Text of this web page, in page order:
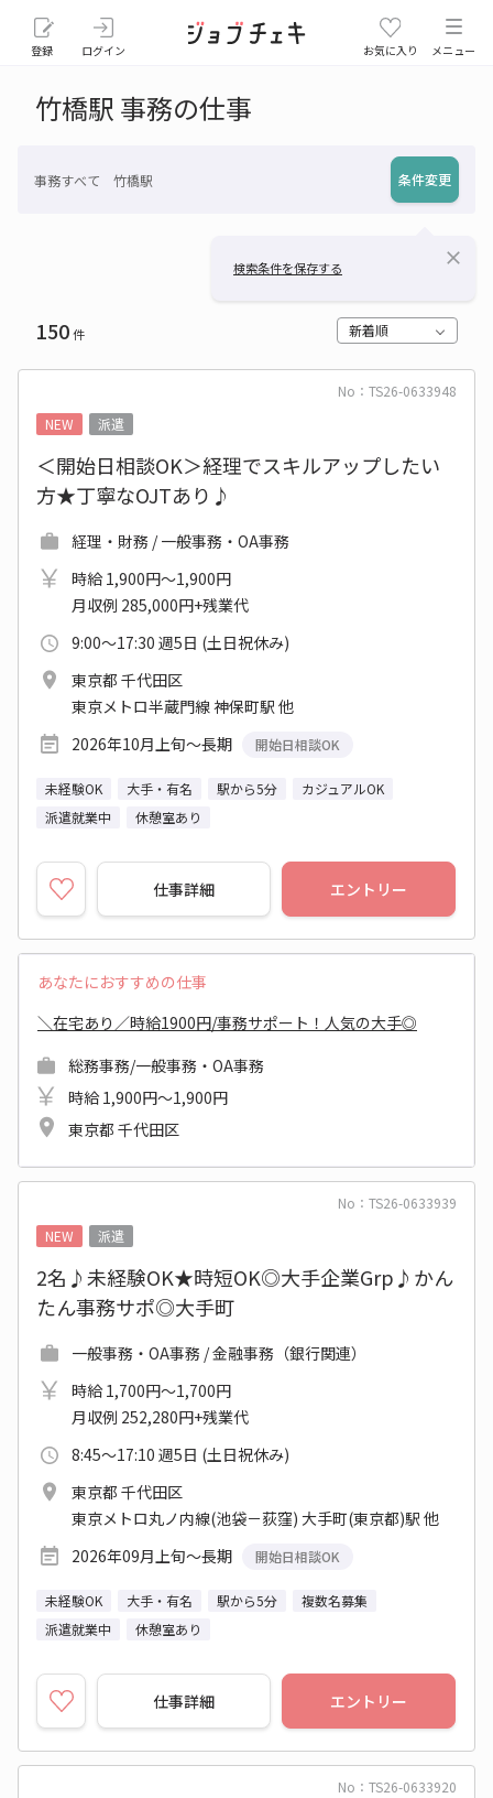
登録 ログイン お気に入り メニュー
竹橋駅 事務の仕事
事務すべて 竹橋駅 条件変更
検索条件を保存する close
150件 新着順
No：TS26-0633948
NEW
派遣
＜開始日相談OK＞経理でスキルアップしたい
方★丁寧なOJTあり♪
経理・財務 / 一般事務・OA事務
時給 1,900円～1,900円
月収例 285,000円+残業代
9:00～17:30 週5日 (土日祝休み)
東京都 千代田区
東京メトロ半蔵門線 神保町駅 他
2026年10月上旬～長期
開始日相談OK
未経験OK 大手・有名 駅から5分
カジュアルOK
派遣就業中
休憩室あり
仕事詳細 エントリー
あなたにおすすめの仕事
＼在宅あり／時給1900円/事務サポート！人気の大手◎
総務事務/一般事務・OA事務
時給 1,900円～1,900円
東京都 千代田区
No：TS26-0633939
NEW
派遣
2名♪未経験OK★時短OK◎大手企業Grp♪かん
たん事務サポ◎大手町
一般事務・OA事務 / 金融事務（銀行関連）
時給 1,700円～1,700円
月収例 252,280円+残業代
8:45～17:10 週5日 (土日祝休み)
東京都 千代田区
東京メトロ丸ノ内線(池袋－荻窪) 大手町(東京都)駅 他
2026年09月上旬～長期
開始日相談OK
未経験OK 大手・有名 駅から5分
複数名募集
派遣就業中
休憩室あり
仕事詳細 エントリー
No：TS26-0633920